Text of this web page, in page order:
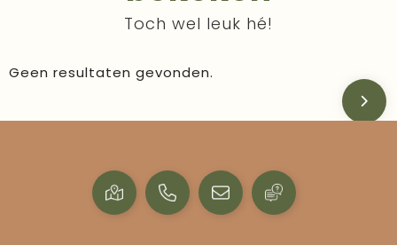
Toch wel leuk hé!
Geen resultaten gevonden.